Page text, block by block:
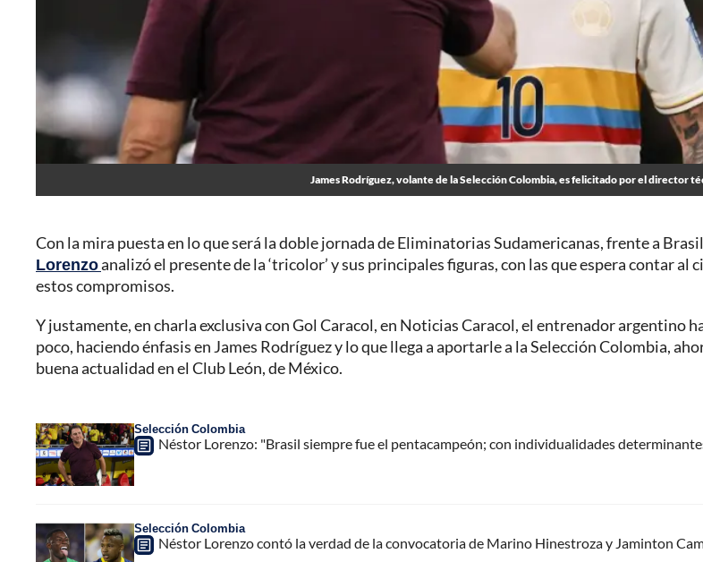
James Rodríguez, volante de la Selección Colombia, es felicitado por el director
Con la mira puesta en lo que será la doble jornada de Eliminatorias Sudamericanas, frente a
Lorenzoanalizó el presente de la ‘tricolor’ y sus principales figuras, con las que espera contar al
estos compromisos.
Y justamente, en charla exclusiva con Gol Caracol, en Noticias Caracol, el entrenador argentino
poco, haciendo énfasis en James Rodríguez y lo que llega a aportarle a la Selección Colombia,
buena actualidad en el Club León, de México.
Selección Colombia
Néstor Lorenzo: "Brasil siempre fue el pentacampeón; con individualidades
Selección Colombia
Néstor Lorenzo contó la verdad de la convocatoria de Marino Hinestroza y Jaminton